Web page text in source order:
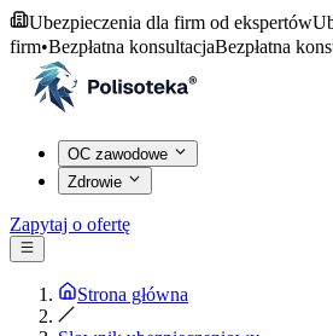
Ubezpieczenia dla firm od ekspertów
firm•Bezpłatna konsultacjaBezpłatna
OC zawodowe
Zdrowie
Zapytaj o ofertę
Strona główna